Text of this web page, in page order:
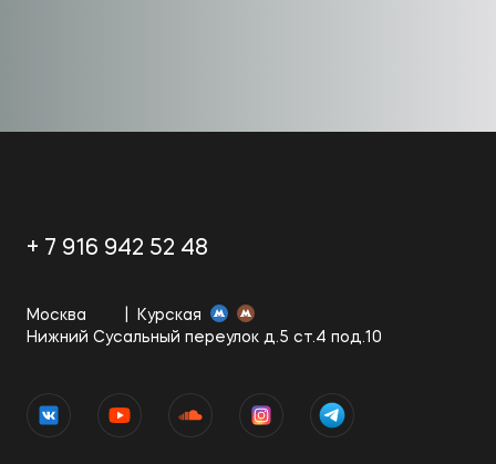
+ 7 916 942 52 48
Москва
Курская
Нижний Сусальный переулок д.5 ст.4 под.10